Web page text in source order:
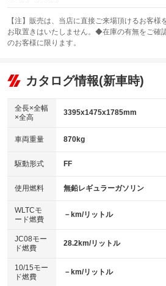
：装備あり
サンルーフ
：装備なし
リフトアップ
：装備なし
：装備なし
パワーウィンドウ
アイドリングストップ
：装備あり
USB入力端子
：装備なし
100V電源
：装備なし
センターデフロック
：装備なし
電動格納ミラー
：装備あり
カーナビ：メモリーナビ他
：装備あり
TV：フルセグ
：装備あり
ビジュアル：-／DVD再生
：装備あり
アルミホイール：14インチ
：装備あり
HID(キセノンライト)
バックカメラ
エアロ
：装備なし
ローダウン
：装備なし
ベンチシート
：装備あり
【注】販売は、当店に直接ご来場頂けるお客
お取置きはいたしません。◆在庫の有無をご確
のお客様に限ります。
カタログ情報(新車時)
全長×全幅
×全高
3395x1475x1785mm
車両重量 870kg
駆動形式 FF
使用燃料 無鉛レギュラーガソリン
WLTCモ
ード燃費
－km/リットル
JC08モー
ド燃費
28.2km/リットル
10/15モー
ド燃費
－km/リットル